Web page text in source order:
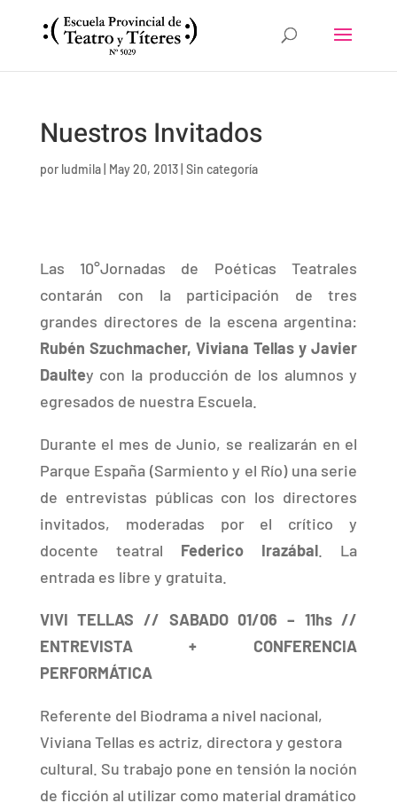
Nuestros Invitados
por ludmila| May 20, 2013| Sin categoría
Las 10°Jornadas de Poéticas Teatrales
contarán con la participación de tres
grandes directores de la escena argentina:
Rubén Szuchmacher, Viviana Tellas y Javier
Daultey con la producción de los alumnos y
egresados de nuestra Escuela.
Durante el mes de Junio, se realizarán en el
Parque España (Sarmiento y el Río) una serie
de entrevistas públicas con los directores
invitados, moderadas por el crítico y
docente teatral Federico Irazábal . La
entrada es libre y gratuita.
VIVI TELLAS // SABADO 01/06 – 11hs //
ENTREVISTA + CONFERENCIA
PERFORMÁTICA
Referente del Biodrama a nivel nacional,
Viviana Tellas es actriz, directora y gestora
cultural. Su trabajo pone en tensión la noción
de ficción al utilizar como material dramático